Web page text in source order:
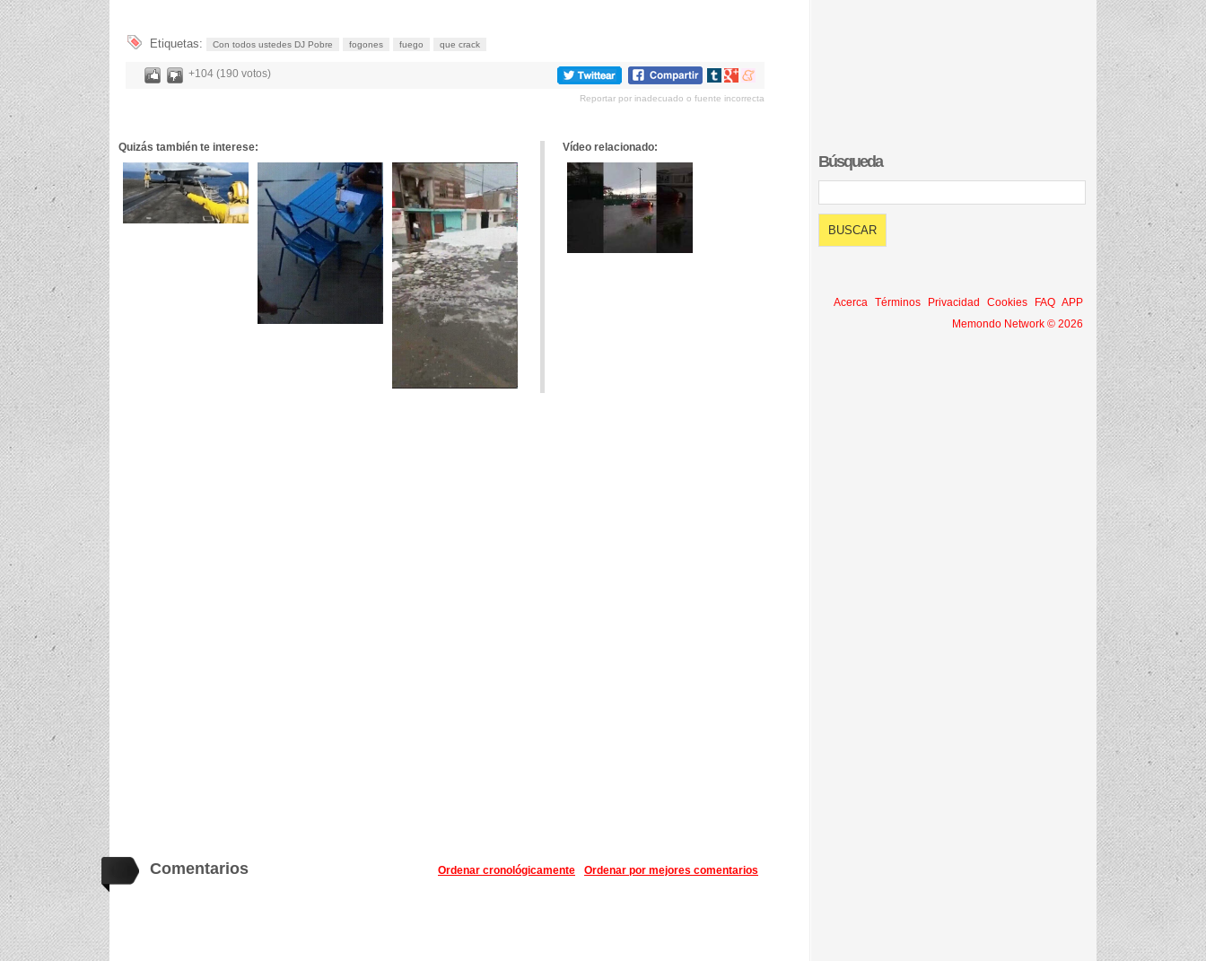
Etiquetas: Con todos ustedes DJ Pobre fogones fuego que crack
+104 (190 votos)
Compartir
tumblr
Compartir
Google+
Compartir
meneame
Reportar por inadecuado o fuente incorrecta
Quizás también te interese: Vídeo relacionado:
Comentarios Ordenar por mejores comentarios
Ordenar cronológicamente
Búsqueda
Acerca Términos Privacidad Cookies FAQ APP
Memondo Network © 2026